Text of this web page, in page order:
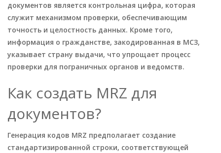
документов является контрольная цифра, которая
служит механизмом проверки, обеспечивающим
точность и целостность данных. Кроме того,
информация о гражданстве, закодированная в МСЗ,
указывает страну выдачи, что упрощает процесс
проверки для пограничных органов и ведомств.
Как создать MRZ для
документов?
Генерация кодов MRZ предполагает создание
стандартизированной строки, соответствующей